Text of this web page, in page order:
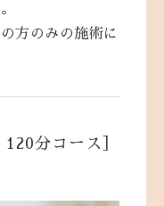
方のみの施術に
分コース］